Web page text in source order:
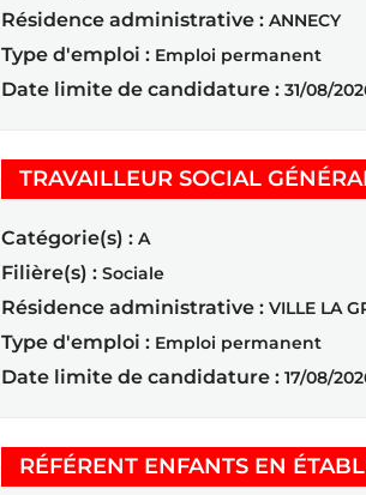
Résidence administrative : ANNECY
Type d'emploi : Emploi permanent
Date limite de candidature : 31/08/
TRAVAILLEUR SOCIAL
Catégorie(s) : A
Filière(s) : Sociale
Résidence administrative : VILLE LA
Type d'emploi : Emploi permanent
Date limite de candidature : 17/08/
RÉFÉRENT ENFANTS EN